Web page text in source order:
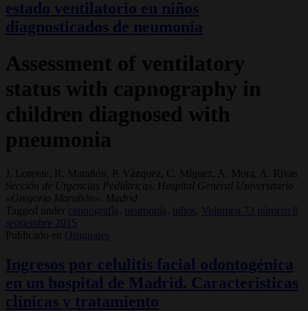
estado ventilatorio en niños
diagnosticados de neumonía
Assessment of ventilatory
status with capnography in
children diagnosed with
pneumonia
J. Lorente, R. Marañón, P. Vázquez, C. Míguez, A. Mora, A. Rivas
Sección de Urgencias Pediátricas. Hospital General Universitario
«Gregorio Marañón». Madrid
Tagged under
capnografía, neumonía, niños,
Volumen 73 número 8
septiembre 2015
Publicado en
Originales
Ingresos por celulitis facial odontogénica
en un hospital de Madrid. Características
clínicas y tratamiento